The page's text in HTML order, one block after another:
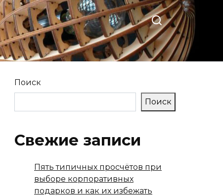
Поиск
Поиск
Свежие записи
Пять типичных просчётов при
выборе корпоративных
подарков и как их избежать